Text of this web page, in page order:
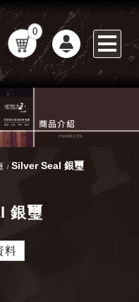
0
Silver Seal 銀璽
銀璽
料